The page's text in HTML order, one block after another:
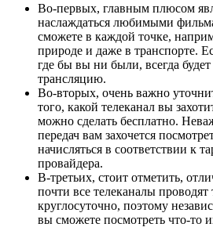
Во-первых, главным плюсом
наслаждаться любимыми
сможете в каждой точке,
природе и даже в транспорте.
где бы вы ни были, всегда
трансляцию.
Во-вторых, очень важно
того, какой телеканал вы
можно сделать бесплатно.
передач вам захочется
начисляться в соответствии к
провайдера.
В-третьих, стоит отметить,
почти все телеканалы проводят
круглосуточно, поэтому
вы сможете посмотреть что-то